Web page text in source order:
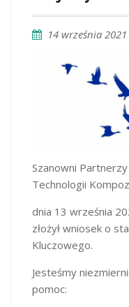
14 września 2021
Szanowni
Technologii
dnia 13 września
złożył wniosek o
Kluczowego.
Jesteśmy
pomoc: